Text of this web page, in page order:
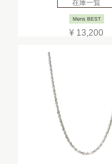
在庫一覧
Mens BEST
¥ 13,200